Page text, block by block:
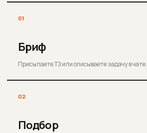
01
Бриф
Присылаете ТЗ или описываете задачу в чате.
02
Подбор